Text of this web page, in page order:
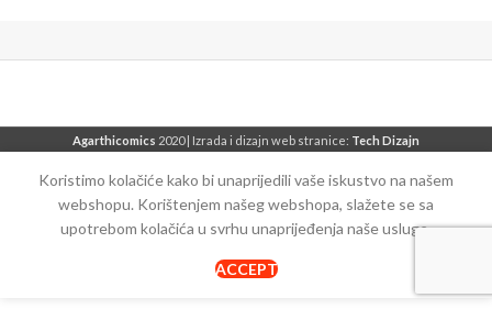
Agarthicomics 2020 | Izrada i dizajn web stranice: Tech Dizajn
Koristimo kolačiće kako bi unaprijedili vaše iskustvo na našem
webshopu. Korištenjem našeg webshopa, slažete se sa
upotrebom kolačića u svrhu unaprijeđenja naše usluge.
ACCEPT